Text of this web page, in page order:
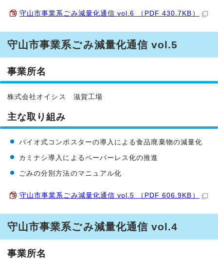
守山市事業系ごみ減量化通信 vol.6 （PDF 430.7KB）
守山市事業系ごみ減量化通信 vol.5
事業所名
株式会社オイシス 滋賀工場
主な取り組み
バイオ式コンポスターの導入による食品廃棄物の減量化
カミナシ導入によるペーパーレス化の推進
ごみの分別方法のマニュアル化
守山市事業系ごみ減量化通信 vol.5 （PDF 606.9KB）
守山市事業系ごみ減量化通信 vol.4
事業所名